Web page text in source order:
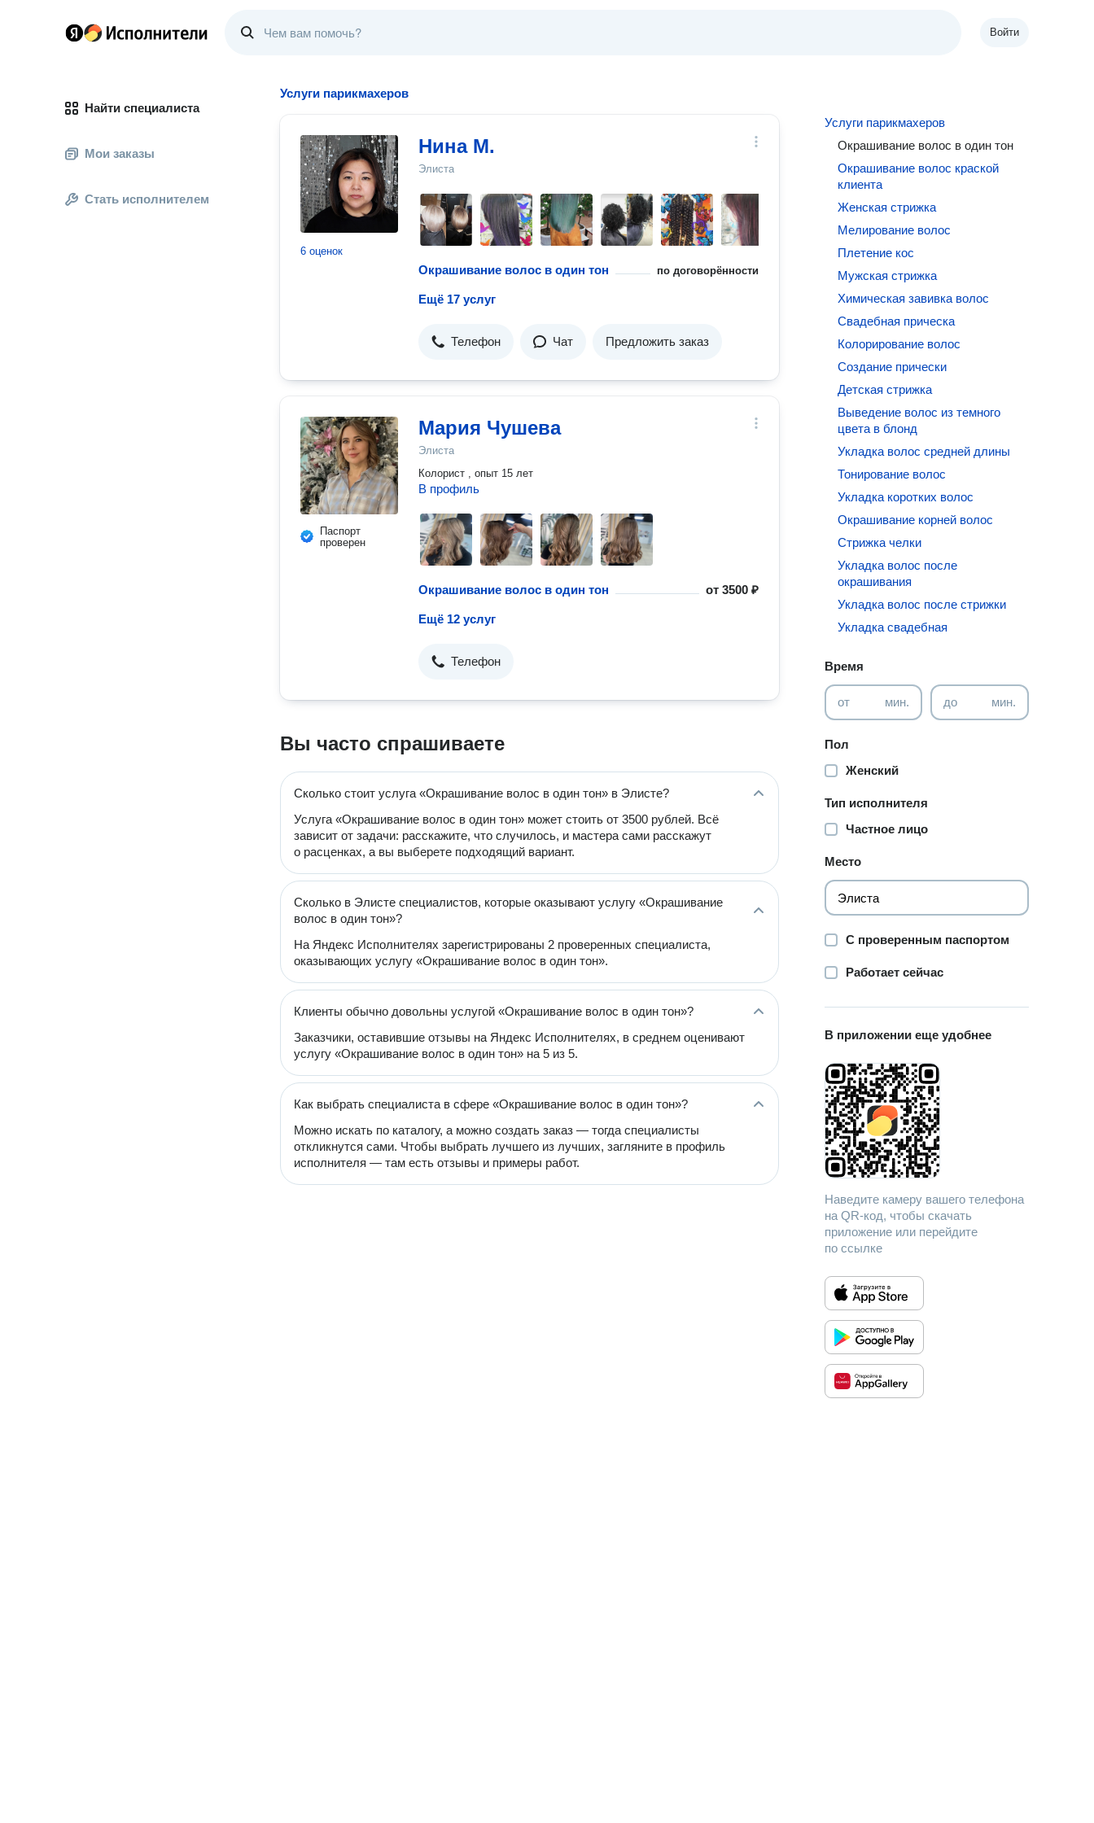
Войти
Найти специалиста
Мои заказы
Стать исполнителем
Услуги парикмахеров
6 оценок
Нина М.
Элиста
Окрашивание волос в один тон по договорённости
Ещё 17 услуг
Телефон Чат Предложить заказ
Паспорт
проверен
Мария Чушева
Элиста
Колорист , опыт 15 лет
В профиль
Окрашивание волос в один тон от3500 ₽
Ещё 12 услуг
Телефон
Вы часто спрашиваете
Сколько стоит услуга «Окрашивание волос в один тон» в Элисте?
Услуга «Окрашивание волос в один тон» может стоить от 3500 рублей. Всё
зависит от задачи: расскажите, что случилось, и мастера сами расскажут
о расценках, а вы выберете подходящий вариант.
Сколько в Элисте специалистов, которые оказывают услугу «Окрашивание
волос в один тон»?
На Яндекс Исполнителях зарегистрированы 2 проверенных специалиста,
оказывающих услугу «Окрашивание волос в один тон».
Клиенты обычно довольны услугой «Окрашивание волос в один тон»?
Заказчики, оставившие отзывы на Яндекс Исполнителях, в среднем оценивают
услугу «Окрашивание волос в один тон» на 5 из 5.
Как выбрать специалиста в сфере «Окрашивание волос в один тон»?
Можно искать по каталогу, а можно создать заказ — тогда специалисты
откликнутся сами. Чтобы выбрать лучшего из лучших, загляните в профиль
исполнителя — там есть отзывы и примеры работ.
Услуги парикмахеров
Окрашивание волос в один тон
Окрашивание волос краской
клиента
Женская стрижка
Мелирование волос
Плетение кос
Мужская стрижка
Химическая завивка волос
Свадебная прическа
Колорирование волос
Создание прически
Детская стрижка
Выведение волос из темного
цвета в блонд
Укладка волос средней длины
Тонирование волос
Укладка коротких волос
Окрашивание корней волос
Стрижка челки
Укладка волос после
окрашивания
Укладка волос после стрижки
Укладка свадебная
Время
от мин. до мин.
Пол
Женский
Тип исполнителя
Частное лицо
Место
С проверенным паспортом
Работает сейчас
В приложении еще удобнее
Наведите камеру вашего телефона
на QR-код, чтобы скачать
приложение или перейдите
по ссылке